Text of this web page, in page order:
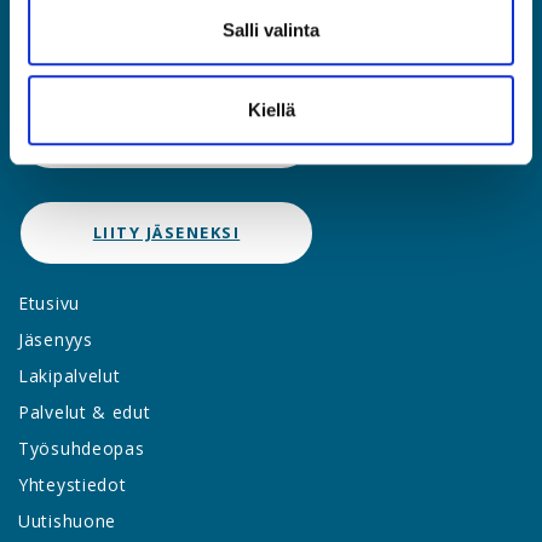
Salli valinta
Kiellä
asia@asia.fi
LIITY JÄSENEKSI
Etusivu
Jäsenyys
Lakipalvelut
Palvelut & edut
Työsuhdeopas
Yhteystiedot
Uutishuone